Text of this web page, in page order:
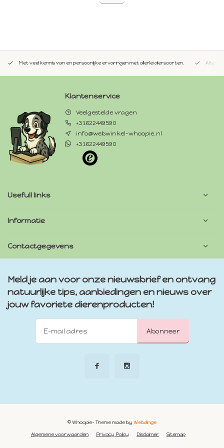
Met veel kennis van en persoonlijke ervaringen met allerlei diersoorten. Altijd
Klantenservice
Veelgestelde vragen
+31622449590
info@webwinkel-whoopie.nl
+31622449590
Usefull links
Informatie
Contactgegevens
Meld je aan voor onze nieuwsbrief en ontvang
natuurlijke tips, aanbiedingen en nieuws over
jouw favoriete dierenproducten!
Abonneer
Algemene voorwaarden Privacy Policy Disclaimer Sitemap
© Whoopie- Theme made by Webdinge